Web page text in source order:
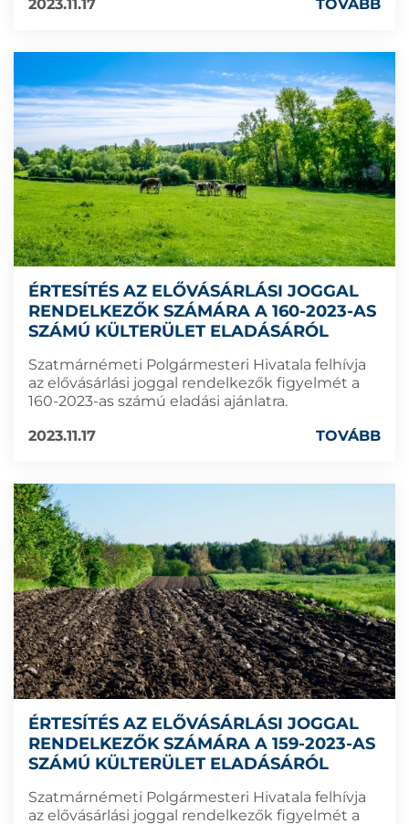
2023.11.17
TOVÁBB
ÉRTESÍTÉS AZ ELŐVÁSÁRLÁSI JOGGAL
RENDELKEZŐK SZÁMÁRA A 160-2023-AS
SZÁMÚ KÜLTERÜLET ELADÁSÁRÓL
Szatmárnémeti Polgármesteri Hivatala felhívja
az elővásárlási joggal rendelkezők figyelmét a
160-2023-as számú eladási ajánlatra.
2023.11.17
TOVÁBB
ÉRTESÍTÉS AZ ELŐVÁSÁRLÁSI JOGGAL
RENDELKEZŐK SZÁMÁRA A 159-2023-AS
SZÁMÚ KÜLTERÜLET ELADÁSÁRÓL
Szatmárnémeti Polgármesteri Hivatala felhívja
az elővásárlási joggal rendelkezők figyelmét a